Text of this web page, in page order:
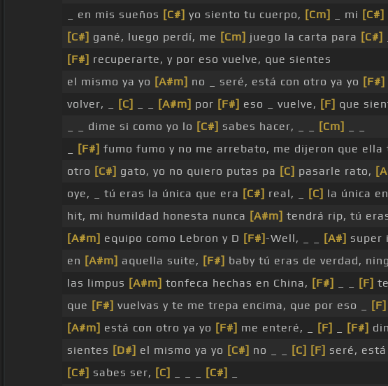
_ en mis sueños [C#] yo siento tu cuerpo, [Cm] _ mi [C#]
[C#] gané, luego perdí, me [Cm] juego la carta para [C#]
[F#] recuperarte, y por eso vuelve, que sientes
el mismo ya yo [A#m] no _ seré, está con otro ya yo [F#]
volver, _
[C] [A#m] por [F#] eso _ vuelve, [F] que
_ _ dime si como yo lo [C#] sabes hacer, _ _ [Cm]
[F#] fumo fumo y no me arrebato, me dijeron que ella
otro [C#] gato, yo no quiero putas pa [C] pasarle rato,
oye, _ tú eras la única que era [C#] real, _ [C] la única
hit, mi humildad honesta nunca [A#m] tendrá rip, tú
[A#m] equipo como Lebron y D [F#]-Well, _ _ [A#] super
en [A#m] aquella suite, [F#] baby tú eras de verdad,
las limpus [A#m] tonfeca hechas en China, [F#] [F]
que [F#] vuelvas y te me trepa encima, que por eso _ [F]
[A#m] está con otro ya yo [F#] me enteré, _ [F] [F#]
sientes [D#] el mismo ya yo [C#] no _ _ [C] [F] seré, está
[C#] sabes ser, [C] [C#]